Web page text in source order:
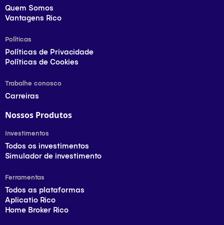
Quem Somos
Vantagens Rico
Políticas
Políticas de Privacidade
Políticas de Cookies
Trabalhe conosco
Carreiras
Nossos Produtos
Investimentos
Todos os investimentos
Simulador de investimento
Ferramentas
Todos as plataformas
Aplicatio Rico
Home Broker Rico